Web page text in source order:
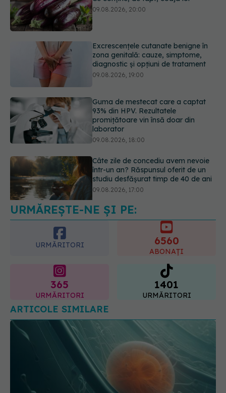
zona genitală: cauze, simptome,
diagnostic și opțiuni de tratament
09.08.2026, 19:00
93% din HPV. Rezultatele
promițătoare vin însă doar din
laborator
09.08.2026, 18:00
într-un an? Răspunsul oferit de un
studiu desfășurat timp de 40 de ani
09.08.2026, 17:00
Reclamele din platformele medicale
AI pot influența prescrierea
URMĂREȘTE-NE ȘI PE:
URMĂRITORI 6560
ABONAȚI
365
URMĂRITORI
1401
URMĂRITORI